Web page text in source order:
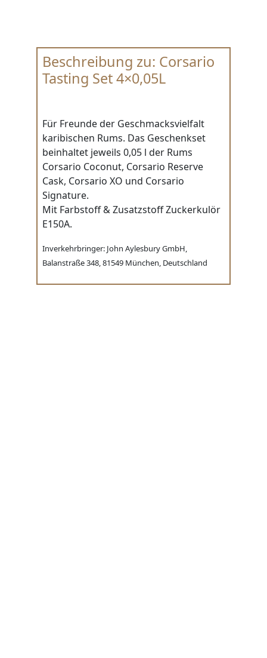
Beschreibung zu: Corsario
Tasting Set 4×0,05L
Für Freunde der Geschmacksvielfalt
karibischen Rums. Das Geschenkset
beinhaltet jeweils 0,05 l der Rums
Corsario Coconut, Corsario Reserve
Cask, Corsario XO und Corsario
Signature.
Mit Farbstoff & Zusatzstoff Zuckerkulör
E150A.
Inverkehrbringer: John Aylesbury GmbH,
Balanstraße 348, 81549 München, Deutschland